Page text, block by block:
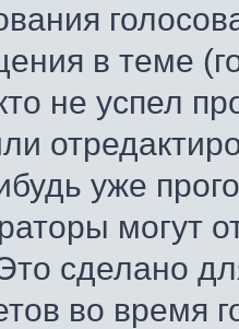
в теме
не успел
уже
могут
сделано
во время